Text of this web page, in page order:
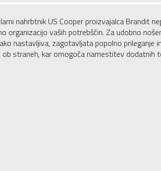
nahrbtnik US Cooper proizvajalca Brandit
vaših potrebščin. Za udobno
nastavljiva, zagotavljata popolno prileganje
straneh, kar omogoča namestitev dodatnih